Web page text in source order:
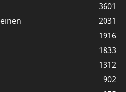
3601
2031
1916
1833
1312
902